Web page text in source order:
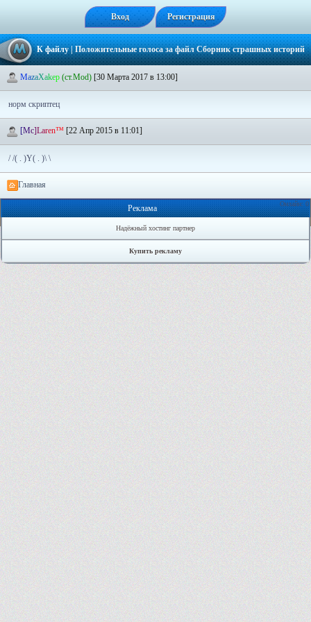
Вход Регистрация
К файлу| Положительные голоса за файлСборник страшных историй
MazaXakep (ст.Mod) [30 Марта 2017 в 13:00]
норм скриптец
[Mc]Laren™ [22 Апр 2015 в 11:01]
/ /( . )Y( . )\ \
Главная
Онлайн: 0
Реклама
Надёжный хостинг партнер
Купить рекламу